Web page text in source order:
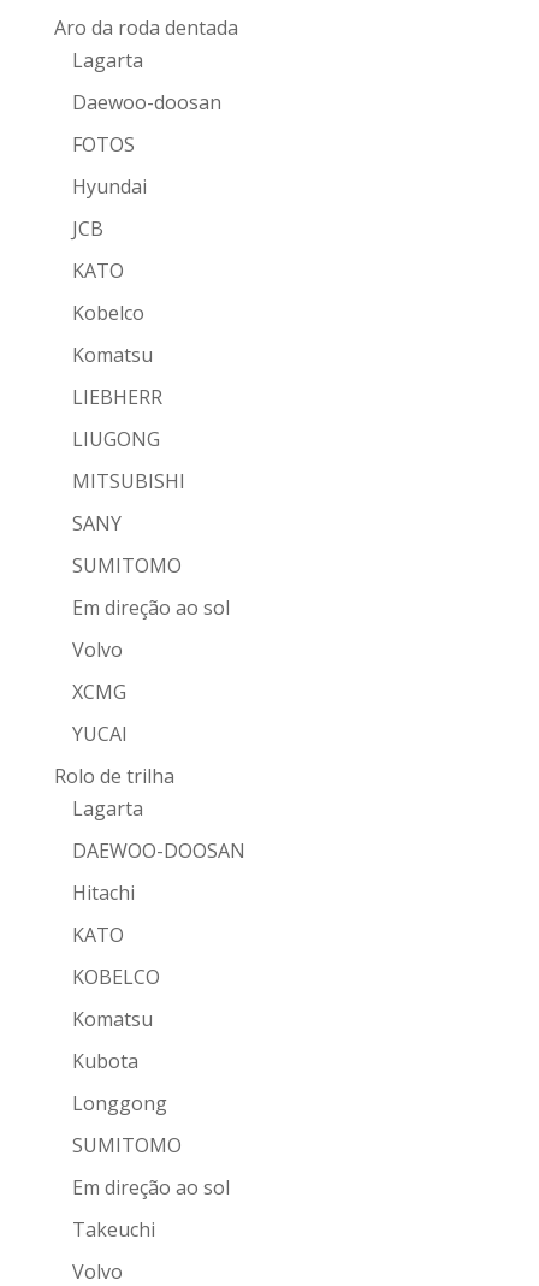
Aro da roda dentada
Lagarta
Daewoo-doosan
FOTOS
Hyundai
JCB
KATO
Kobelco
Komatsu
LIEBHERR
LIUGONG
MITSUBISHI
SANY
SUMITOMO
Em direção ao sol
Volvo
XCMG
YUCAI
Rolo de trilha
Lagarta
DAEWOO-DOOSAN
Hitachi
KATO
KOBELCO
Komatsu
Kubota
Longgong
SUMITOMO
Em direção ao sol
Takeuchi
Volvo